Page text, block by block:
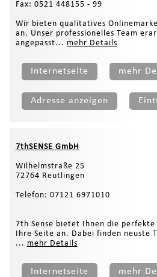
Fax: 0521 448155 - 99
Wir bieten qualitatives
an. Unser professionelles Team
angepasst... mehr Details
Internetseite mehr
Adresse anzeigen
7thSENSE GmbH
Wilhelmstraße 25
72764 Reutlingen
Telefon: 07121 6971010
7th Sense bietet Ihnen die perfekte
Ihre Seite an. Dabei finden neuste
... mehr Details
Internetseite mehr